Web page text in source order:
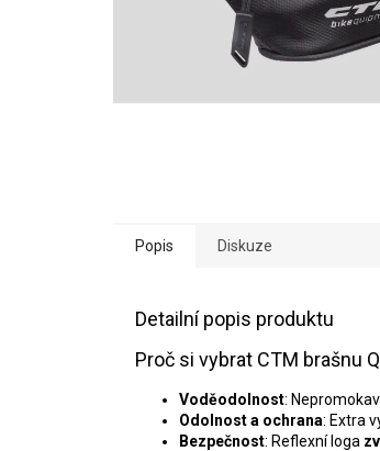
Popis Diskuze
Detailní popis produktu
Proč si vybrat CTM brašnu
Voděodolnost:
Odolnost a ochrana: Extra
Bezpečnost: Reflexní loga